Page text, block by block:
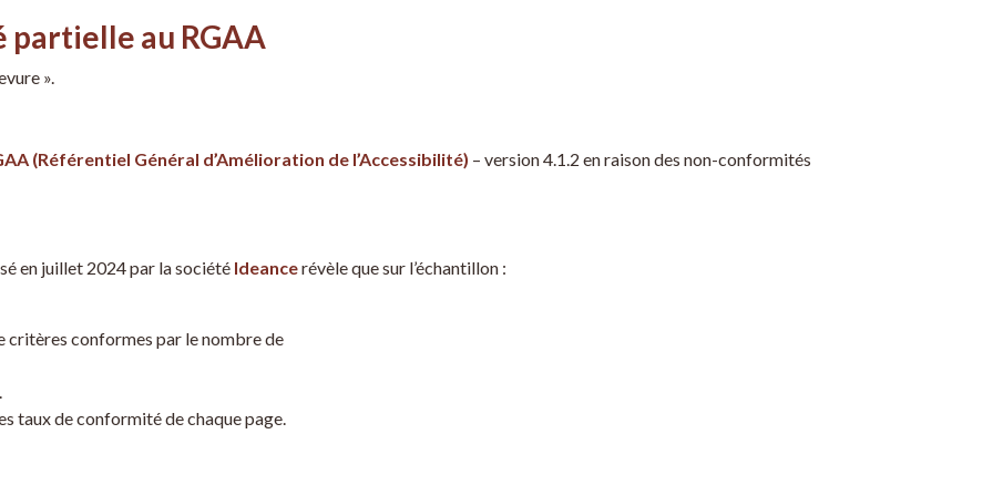
au RGAA
».
(Référentiel Général d’Amélioration de l’Accessibilité) – version 4.1.2 en raison des non-conformités
en juillet 2024 par la société Ideancerévèle que sur l’échantillon :
critères conformes par le nombre de
taux de conformité de chaque page.